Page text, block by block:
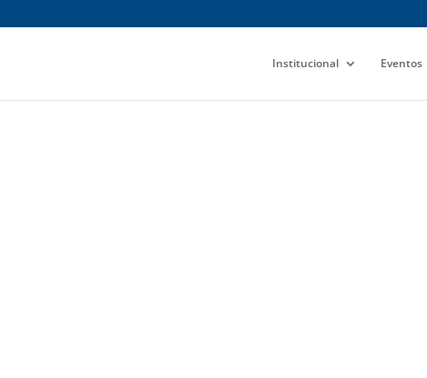
Institucional Eventos